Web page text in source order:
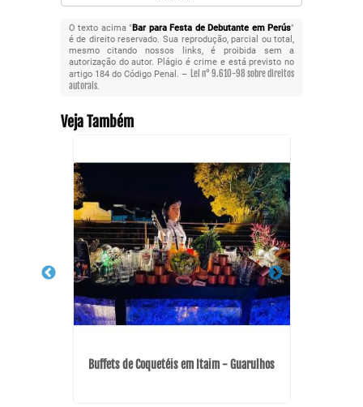
O texto acima "Bar para Festa de Debutante em Perús"
é de direito reservado. Sua reprodução, parcial ou total,
mesmo citando nossos links, é proibida sem a
autorização do autor. Plágio é crime e está previsto no
artigo 184 do Código Penal. – Lei n° 9.610-98 sobre direitos
autorais.
Veja Também
Buffets de Coquetéis em Itaim - Guarulhos